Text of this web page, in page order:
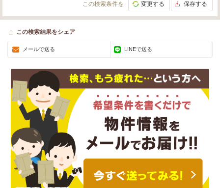
この検索条件を 変更する 保存する
この検索結果をシェア
メールで送る LINEで送る